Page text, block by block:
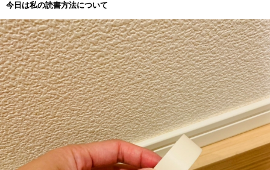
今日は私の読書方法について